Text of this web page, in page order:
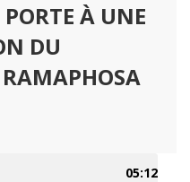
À UNE
DU
05:12